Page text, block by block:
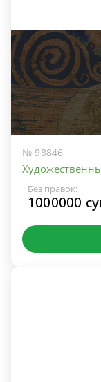
№ 98846
Без правок:
1000000